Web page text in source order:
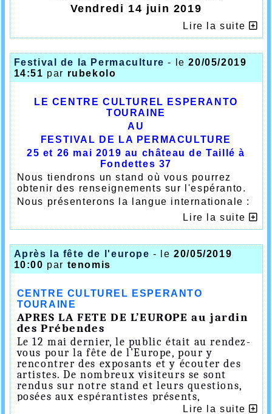
Vendredi 14 juin 2019
Halles de Tours
Bienvenue /Bonvenon
Lire la suite
Festival de la Permaculture - le20/05/2019
14:51 par rubekolo
LE CENTRE CULTUREL ESPERANTO
TOURAINE
AU
FESTIVAL DE LA PERMACULTURE
25 et 26 mai 2019 au château de Taillé à
Fondettes 37
Nous tiendrons un stand où vous pourrez
obtenir des renseignements sur l'espéranto.
Nous présenterons la langue internationale :
le samedi 25 mai : de 15h30 à 16h30 (avec
vidéoprojecteur)
Pour des informations détaillées, rendez
vous sur le site :
https://www.leprintempsdelapermaculture.fr/
Lire la suite
Après la fête de l'europe - le20/05/2019
10:00 par tenomis
CENTRE CULTUREL ESPERANTO
TOURAINE
APRES LA FETE DE L’EUROPE au jardin
des Prébendes
Le 12 mai dernier, le public était au rendez-
vous pour la fête de l’Europe, pour y
rencontrer des exposants et y écouter des
artistes. De nombreux visiteurs se sont
rendus sur notre stand et leurs questions,
posées aux espérantistes présents,
montraient le vif intérêt qu’ils portent à
Lire la suite